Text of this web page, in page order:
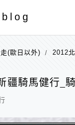
(歐日以外) / 2012
疆騎馬健行_